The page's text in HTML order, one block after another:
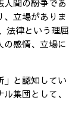
人間の紛争であ
、立場がありま
法律という理屈
の感情、立場に
」と認知してい
集団として、